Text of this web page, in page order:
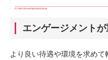
エンゲージメント
より良い待遇や環境を求め